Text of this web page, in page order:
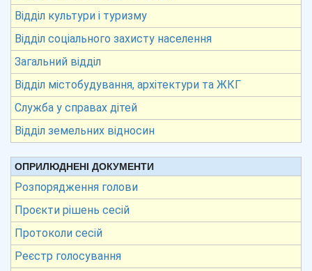
Відділ культури і туризму
Відділ соціального захисту населення
Загальний відділ
Відділ містобудування, архітектури та ЖКГ
Служба у справах дітей
Відділ земельних відносин
ОПРИЛЮДНЕНІ ДОКУМЕНТИ
Розпорядження голови
Проєкти рішень сесій
Протоколи сесій
Реєстр голосування